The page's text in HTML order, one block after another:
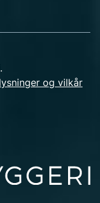
og vilkår